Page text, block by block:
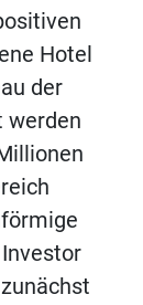
Hotel
der
werden